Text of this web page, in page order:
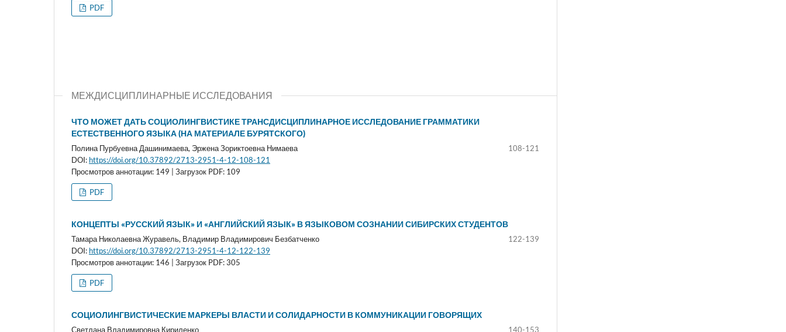
PDF
МЕЖДИСЦИПЛИНАРНЫЕ ИССЛЕДОВАНИЯ
ЧТО МОЖЕТ ДАТЬ СОЦИОЛИНГВИСТИКЕ ТРАНСДИСЦИПЛИНАРНОЕ ИССЛЕДОВАНИЕ ГРАММАТИКИ
ЕСТЕСТВЕННОГО ЯЗЫКА (НА МАТЕРИАЛЕ БУРЯТСКОГО)
Полина Пурбуевна Дашинимаева, Эржена Зориктоевна Нимаева
108-121
DOI: https://doi.org/10.37892/2713-2951-4-12-108-121
Просмотров аннотации: 149 | Загрузок PDF: 109
PDF
КОНЦЕПТЫ «РУССКИЙ ЯЗЫК» И «АНГЛИЙСКИЙ ЯЗЫК» В ЯЗЫКОВОМ СОЗНАНИИ СИБИРСКИХ СТУДЕНТОВ
Тамара Николаевна Журавель, Владимир Владимирович Безбатченко
122-139
DOI: https://doi.org/10.37892/2713-2951-4-12-122-139
Просмотров аннотации: 146 | Загрузок PDF: 305
PDF
СОЦИОЛИНГВИСТИЧЕСКИЕ МАРКЕРЫ ВЛАСТИ И СОЛИДАРНОСТИ В КОММУНИКАЦИИ ГОВОРЯЩИХ
Светлана Владимировна Кириленко 140-153